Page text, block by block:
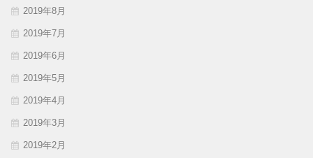
2019年8月
2019年7月
2019年6月
2019年5月
2019年4月
2019年3月
2019年2月